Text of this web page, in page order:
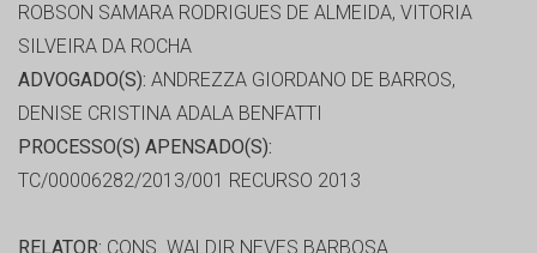
ROBSON SAMARA RODRIGUES DE ALMEIDA, VITORIA
SILVEIRA DA ROCHA
ADVOGADO(S): ANDREZZA GIORDANO DE BARROS,
DENISE CRISTINA ADALA BENFATTI
PROCESSO(S) APENSADO(S):
TC/00006282/2013/001 RECURSO 2013
RELATOR: CONS. WALDIR NEVES BARBOSA